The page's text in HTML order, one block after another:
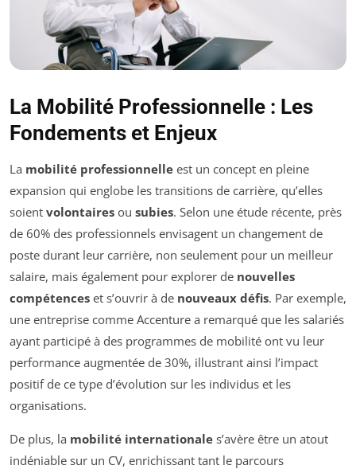
La Mobilité Professionnelle : Les
Fondements et Enjeux
La mobilité professionnelle est un concept en pleine
expansion qui englobe les transitions de carrière, qu’elles
soient volontaires ou subies. Selon une étude récente, près
de 60% des professionnels envisagent un changement de
poste durant leur carrière, non seulement pour un meilleur
salaire, mais également pour explorer de nouvelles
compétences et s’ouvrir à de nouveaux défis. Par exemple,
une entreprise comme Accenture a remarqué que les salariés
ayant participé à des programmes de mobilité ont vu leur
performance augmentée de 30%, illustrant ainsi l’impact
positif de ce type d’évolution sur les individus et les
organisations.
De plus, la mobilité internationale s’avère être un atout
indéniable sur un CV, enrichissant tant le parcours